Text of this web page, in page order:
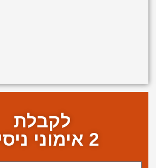
לקבלת
2 אימוני ניסיון